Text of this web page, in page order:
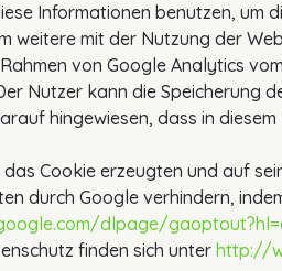
Informationen benutzen, um
weitere mit der Nutzung der
von Google Analytics
Nutzer kann die Speicherung
hingewiesen, dass in
Cookie erzeugten und auf
durch Google verhindern,
dlpage/
finden sich unter http://